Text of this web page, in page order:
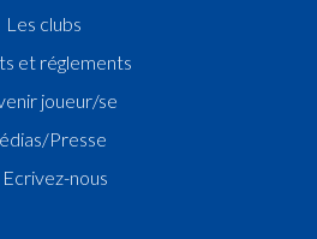
Les clubs
et réglements
joueur/se
Presse
nous